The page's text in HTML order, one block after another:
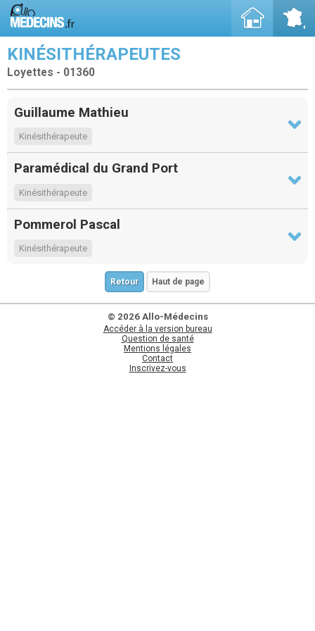
KINÉSITHÉRAPEUTES
Loyettes - 01360
Guillaume Mathieu
Kinésithérapeute
Paramédical du Grand Port
Kinésithérapeute
Pommerol Pascal
Kinésithérapeute
Retour Haut de page
© 2026 Allo-Médecins
Accéder à la version bureau
Question de santé
Mentions légales
Contact
Inscrivez-vous